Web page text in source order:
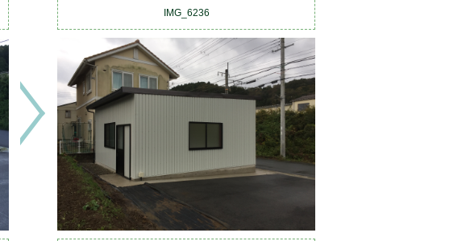
IMG_6236